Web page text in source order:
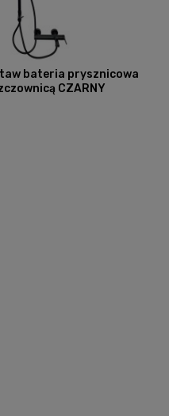
bateria prysznicowa
CZARNY